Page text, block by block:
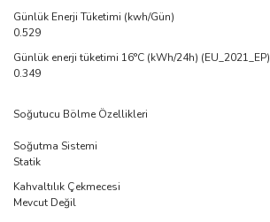
Günlük Enerji Tüketimi (kwh/Gün)
0.529
Günlük enerji tüketimi 16°C (kWh/24h) (EU_2021_EP)
0.349
Soğutucu Bölme Özellikleri
Soğutma Sistemi
Statik
Kahvaltılık Çekmecesi
Mevcut Değil